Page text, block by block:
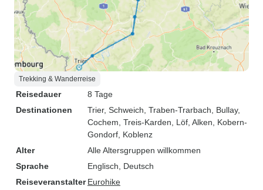
Trekking & Wanderreise
Reisedauer
8 Tage
Destinationen
Trier, Schweich , Traben-Trarbach , Bullay,
Cochem , Treis-Karden , Löf , Alken , Kobern-
Gondorf , Koblenz
Alter
Alle Altersgruppen willkommen
Sprache
Englisch, Deutsch
Reiseveranstalter Eurohike